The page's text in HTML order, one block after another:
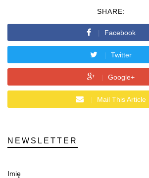
SHARE:
Facebook
Twitter
Google+
Mail This Article
NEWSLETTER
Imię